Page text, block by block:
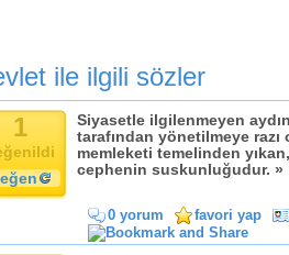
ile ilgili sözler
1
Siyasetle ilgilenmeyen
tarafından yönetilmeye
memleketi temelinden
cephenin suskunluğudur. »
0 yorum favori yap